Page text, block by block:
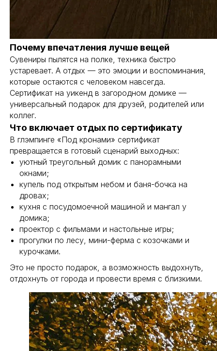
Почему впечатления лучше вещей
Сувениры пылятся на полке, техника быстро
устаревает. А отдых — это эмоции и воспоминания,
которые остаются с человеком навсегда.
Сертификат на уикенд в загородном домике —
универсальный подарок для друзей, родителей или
коллег.
Что включает отдых по сертификату
В глэмпинге «Под кронами» сертификат
превращается в готовый сценарий выходных:
уютный треугольный домик с панорамными
окнами;
купель под открытым небом и баня-бочка на
дровах;
кухня с посудомоечной машиной и мангал у
домика;
проектор с фильмами и настольные игры;
прогулки по лесу, мини-ферма с козочками и
курочками.
Это не просто подарок, а возможность выдохнуть,
отдохнуть от города и провести время с близкими.